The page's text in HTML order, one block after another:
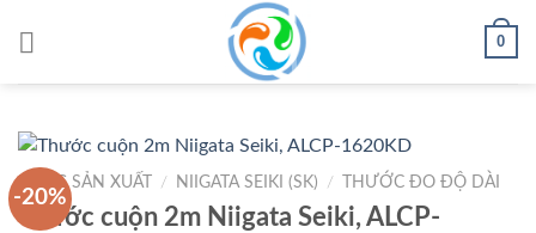
0
-20%
HÃNG SẢN XUẤT / NIIGATA SEIKI (SK) / THƯỚC ĐO ĐỘ DÀI
Thước cuộn 2m Niigata Seiki, ALCP-